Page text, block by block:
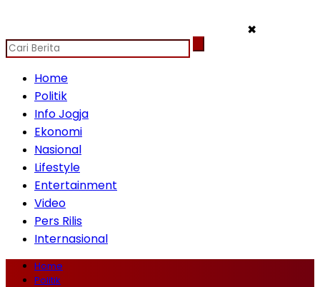
✖
Home
Politik
Info Jogja
Ekonomi
Nasional
Lifestyle
Entertainment
Video
Pers Rilis
Internasional
Home
Politik